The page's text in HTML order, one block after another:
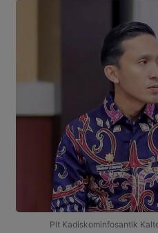
Plt Kadiskominfosantik